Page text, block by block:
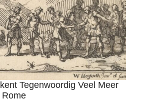
Tegenwoordig Veel Meer
Rome